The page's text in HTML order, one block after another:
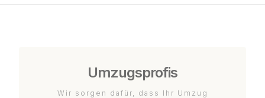
Umzugsprofis
Wir sorgen dafür, dass Ihr Umzug